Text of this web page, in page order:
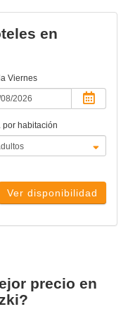
en
Viernes
por habitación
Ver disponibilidad
precio en